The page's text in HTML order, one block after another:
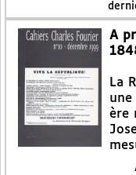
A
La
une
ère